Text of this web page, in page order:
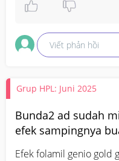
Viết phản hồi
Grup HPL: Juni 2025
Bunda2 ad sudah
efek sampingnya
Efek folamil genio gold